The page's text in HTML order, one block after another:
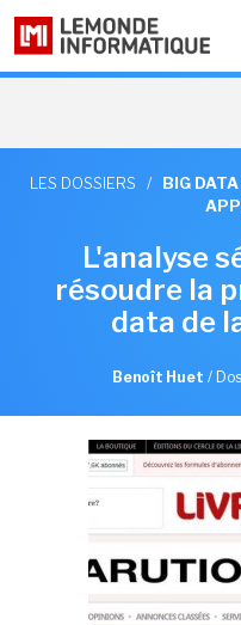
LES DOSSIERS /
BIG
L'analyse
résoudre la
data de
Benoît Huet /